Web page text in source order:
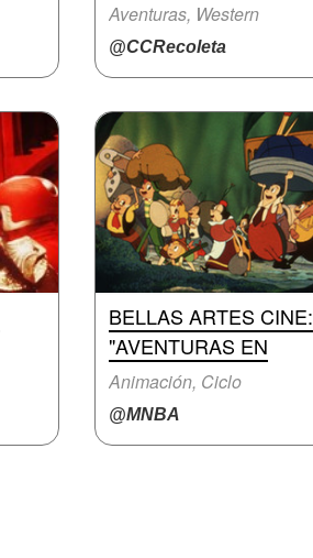
Aventuras, Western
@CCRecoleta
BELLAS ARTES CINE:
"AVENTURAS EN
Animación, Ciclo
@MNBA